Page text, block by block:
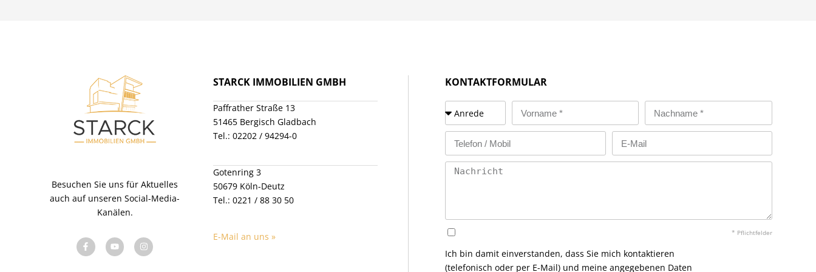
Immobilienkauf – Welche Kosten kommen auf
Kennen Sie schon unsere kostenlose Online-
Bewertung ?
Verkauf einer Immobilie – Diese Dokumente
sind wichtig.
Standorte
Unser Team
Kooperation
Besuchen Sie uns für Aktuelles
auch auf unseren Social-Media-
Kanälen.
STARCK IMMOBILIEN GMBH
Paffrather Straße 13
51465 Bergisch Gladbach
Tel.: 02202 / 94294-0
Gotenring 3
50679 Köln-Deutz
Tel.: 0221 / 88 30 50
E-Mail an uns »
KONTAKTFORMULAR
Ich bin damit einverstanden, dass Sie mich kontaktieren
(telefonisch oder per E-Mail) und meine angegebenen Daten
* Pflichtfelder